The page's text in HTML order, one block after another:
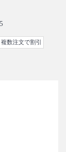
複数注文で割引